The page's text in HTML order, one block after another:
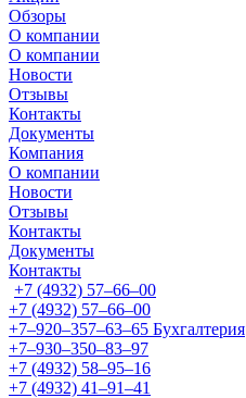
Обзоры
О компании
О компании
Новости
Отзывы
Контакты
Документы
Компания
О компании
Новости
Отзывы
Контакты
Документы
Контакты
+7 (4932) 57‒66‒00
+7 (4932) 57‒66‒00
+7‒920‒357‒63‒65 Бухгалтерия
+7‒930‒350‒83‒97
+7 (4932) 58‒95‒16
+7 (4932) 41‒91‒41